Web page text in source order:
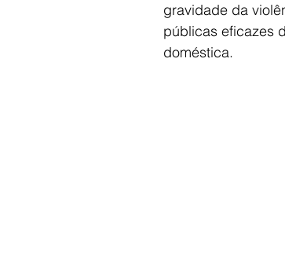
gravidade da
públicas eficazes
doméstica.